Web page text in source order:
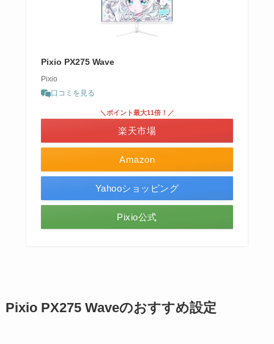
Pixio PX275 Wave
Pixio
口コミを見る
Amazon
＼ポイント最大11倍！／
楽天市場
Yahooショッピング
Pixio公式
Pixio PX275 Waveのおすすめ設定